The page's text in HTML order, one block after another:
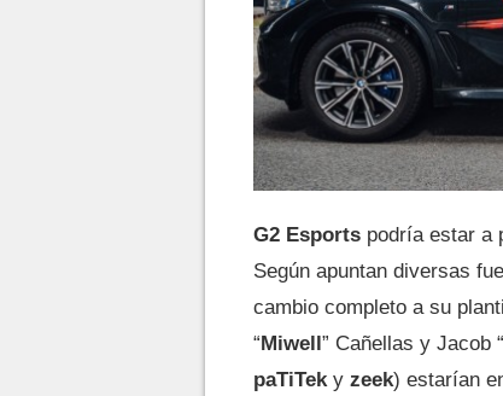
G2 Esports podría estar a
Según apuntan diversas
cambio completo a su
“Miwell” Cañellas y Jacob “
paTiTeky zeek) estarían